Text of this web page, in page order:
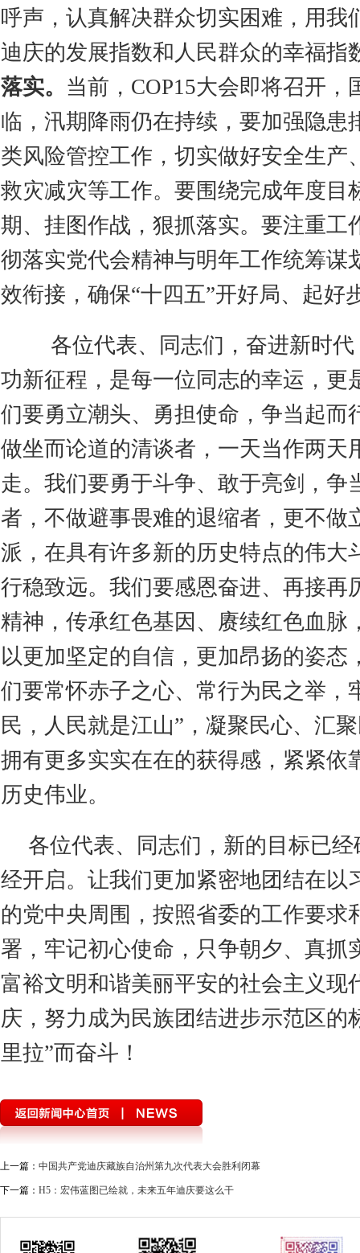
呼声，认真解决群众切实困难，用我
迪庆的发展指数和人民群众的幸福指
落实。 当前，COP15大会即将召开，
临，汛期降雨仍在持续，要加强隐患
类风险管控工作，切实做好安全生产
救灾减灾等工作。要围绕完成年度目
期、挂图作战，狠抓落实。要注重工
彻落实党代会精神与明年工作统筹谋
效衔接，确保“十四五”开好局、起好
各位代表、同志们，奋进新时代
功新征程，是每一位同志的幸运，更
们要勇立潮头、勇担使命，争当起而
做坐而论道的清谈者，一天当作两天
走。我们要勇于斗争、敢于亮剑，争
者，不做避事畏难的退缩者，更不做
派，在具有许多新的历史特点的伟大
行稳致远。我们要感恩奋进、再接再
精神，传承红色基因、赓续红色血脉
以更加坚定的自信，更加昂扬的姿态
们要常怀赤子之心、常行为民之举，
民，人民就是江山”，凝聚民心、汇
拥有更多实实在在的获得感，紧紧依
历史伟业。
各位代表、同志们，新的目标已
经开启。让我们更加紧密地团结在以
的党中央周围，按照省委的工作要求
署，牢记初心使命，只争朝夕、真抓
富裕文明和谐美丽平安的社会主义现
庆，努力成为民族团结进步示范区的
里拉”而奋斗！
上一篇： 中国共产党迪庆藏族自治州第九次代表大会胜利闭幕
下一篇： H5：宏伟蓝图已绘就，未来五年迪庆要这么干